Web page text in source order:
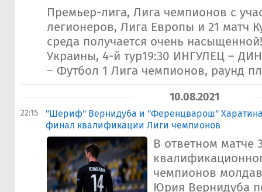
Премьер-лига, Лига чемпионов с
легионеров, Лига Европы и 21 матч
среда получается очень
Украины, 4-й тур19:30 ИНГУЛЕЦ –
– Футбол 1 Лига чемпионов, раунд
10.08.2021
22:15
"Шериф" Вернидуба и "Ференцварош"
финал квалификации Лиги чемпионов
В ответном матче
чемпионов
Юрия Вернидуба